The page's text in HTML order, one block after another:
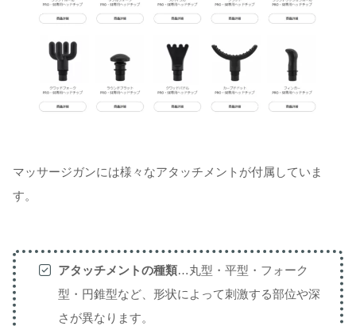
マッサージガンには様々なアタッチメントが付属していま
す。
アタッチメントの種類…丸型・平型・フォーク
型・円錐型など、形状によって刺激する部位や深
さが異なります。